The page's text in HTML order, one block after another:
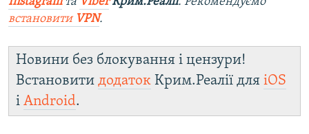
встановити VPN.
Новини без блокування і цензури!
Встановити додаток Крим.Реалії для iOS
і Android.